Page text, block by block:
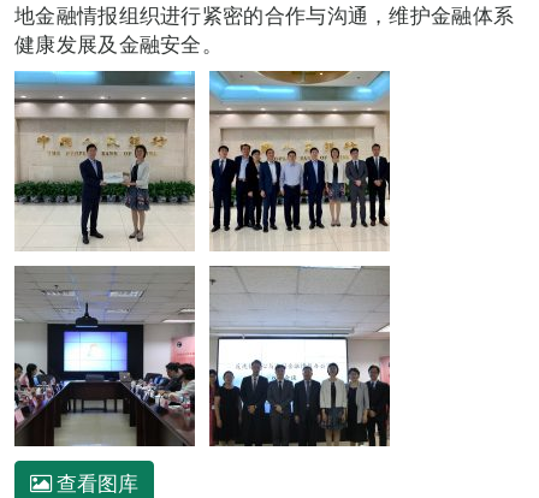
地金融情报组织进行紧密的合作与沟通，维护金融体系
健康发展及金融安全。
查看图库